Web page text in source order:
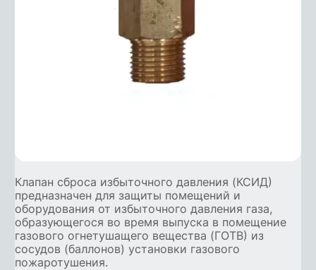
Клапан сброса избыточного давления (КСИД)
предназначен для защиты помещений и
оборудования от избыточного давления газа,
образующегося во время выпуска в помещение
газового огнетушащего вещества (ГОТВ) из
сосудов (баллонов) установки газового
пожаротушения.